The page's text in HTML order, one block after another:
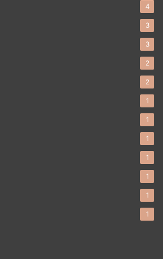
4
3
3
2
2
1
1
1
1
1
1
1